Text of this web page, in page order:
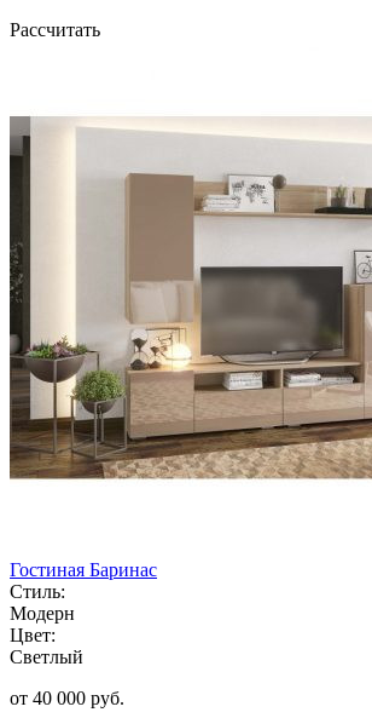
Рассчитать
Гостиная Баринас
Стиль:
Модерн
Цвет:
Светлый
от 40 000 руб.